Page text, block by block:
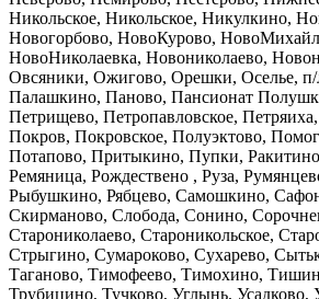
Никольское, Никольское, Никулкино,
Новогорбово, НовоКурово,
НовоНиколаевка, Новониколаево,
Овсяники, Ожигово, Орешки, Оселье,
Палашкино, Паново, Пансионат
Петрищево, Петропавловское,
Покров, Покровское, Полуэктово,
Потапово, Притыкино, Пупки,
Ремяница, Рождествено , Руза,
Рыбушкино, Рябцево, Самошкино,
Скирманово, Слобода, Сонино,
Старониколаево, Староникольское,
Стрыгино, Сумароково, Сухарево,
Таганово, Тимофеево, Тимохино,
Трубицино, Тучково, Углынь, Усадково,